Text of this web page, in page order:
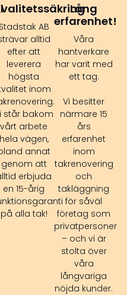
Stadstak AB
alltid
efter att
leverera
högsta
inom
står bakom
vårt arbete
hela vägen,
annat
genom att
erbjuda
en 15-årig
på alla tak!
Lång
erfarenhet!
Våra
hantverkare
har varit med
ett tag.
Vi besitter
närmare 15
års
erfarenhet
inom
takrenovering
och
takläggning
för såväl
företag som
privatpersoner
– och vi är
stolta över
våra
långvariga
nöjda kunder.